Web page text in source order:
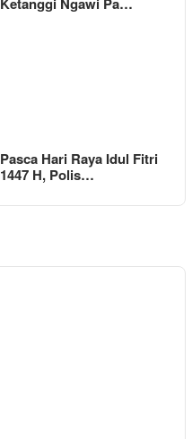
Pasca Hari Raya Idul Fitri
1447 H, Polis…